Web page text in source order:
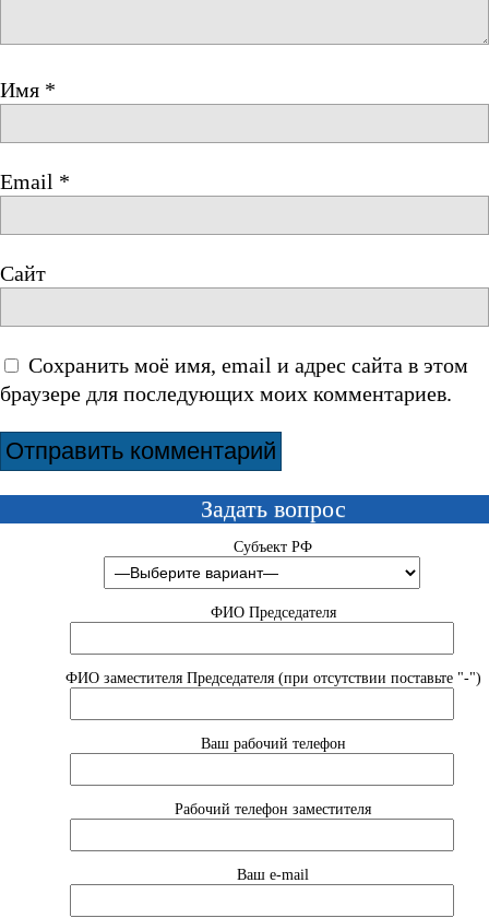
Имя *
Email *
Сайт
Сохранить моё имя, email и адрес сайта в этом
браузере для последующих моих комментариев.
Задать вопрос
Субъект РФ
ФИО Председателя
ФИО заместителя Председателя (при отсутствии поставьте "-")
Ваш рабочий телефон
Рабочий телефон заместителя
Ваш e-mail